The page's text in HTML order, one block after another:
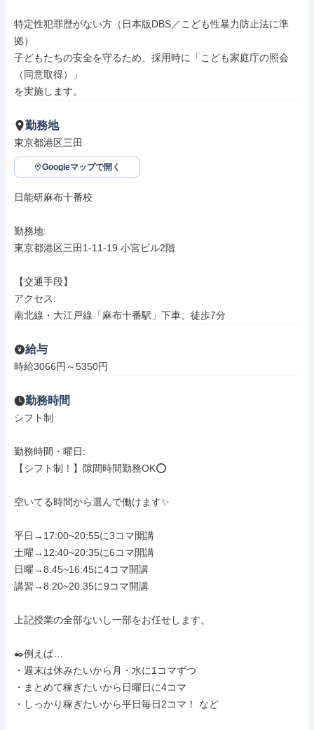
特定性犯罪歴がない方（日本版DBS／こども性暴力防止法に準
拠）
子どもたちの安全を守るため、採用時に「こども家庭庁の照会
（同意取得）」
を実施します。
勤務地
東京都港区三田
Googleマップで開く
日能研麻布十番校
勤務地:
東京都港区三田1-11-19 小宮ビル2階
【交通手段】
アクセス:
南北線・大江戸線「麻布十番駅」下車、徒歩7分
給与
時給3066円～5350円
勤務時間
シフト制
勤務時間・曜日:
【シフト制！】隙間時間勤務OK⭕️
空いてる時間から選んで働けます✨
平日→17:00~20:55に3コマ開講
土曜→12:40~20:35に6コマ開講
日曜→8:45~16:45に4コマ開講
講習→8:20~20:35に9コマ開講
上記授業の全部ないし一部をお任せします。
✒️例えば…
・週末は休みたいから月・水に1コマずつ
・まとめて稼ぎたいから日曜日に4コマ
・しっかり稼ぎたいから平日毎日2コマ！ など